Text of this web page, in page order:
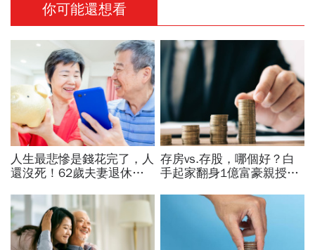
你可能還想看
人生最悲慘是錢花完了，人
還沒死！62歲夫妻退休前
出4800萬養老金
存房vs.存股，哪個好？白
手起家翻身1億富豪親授：
「它」致富